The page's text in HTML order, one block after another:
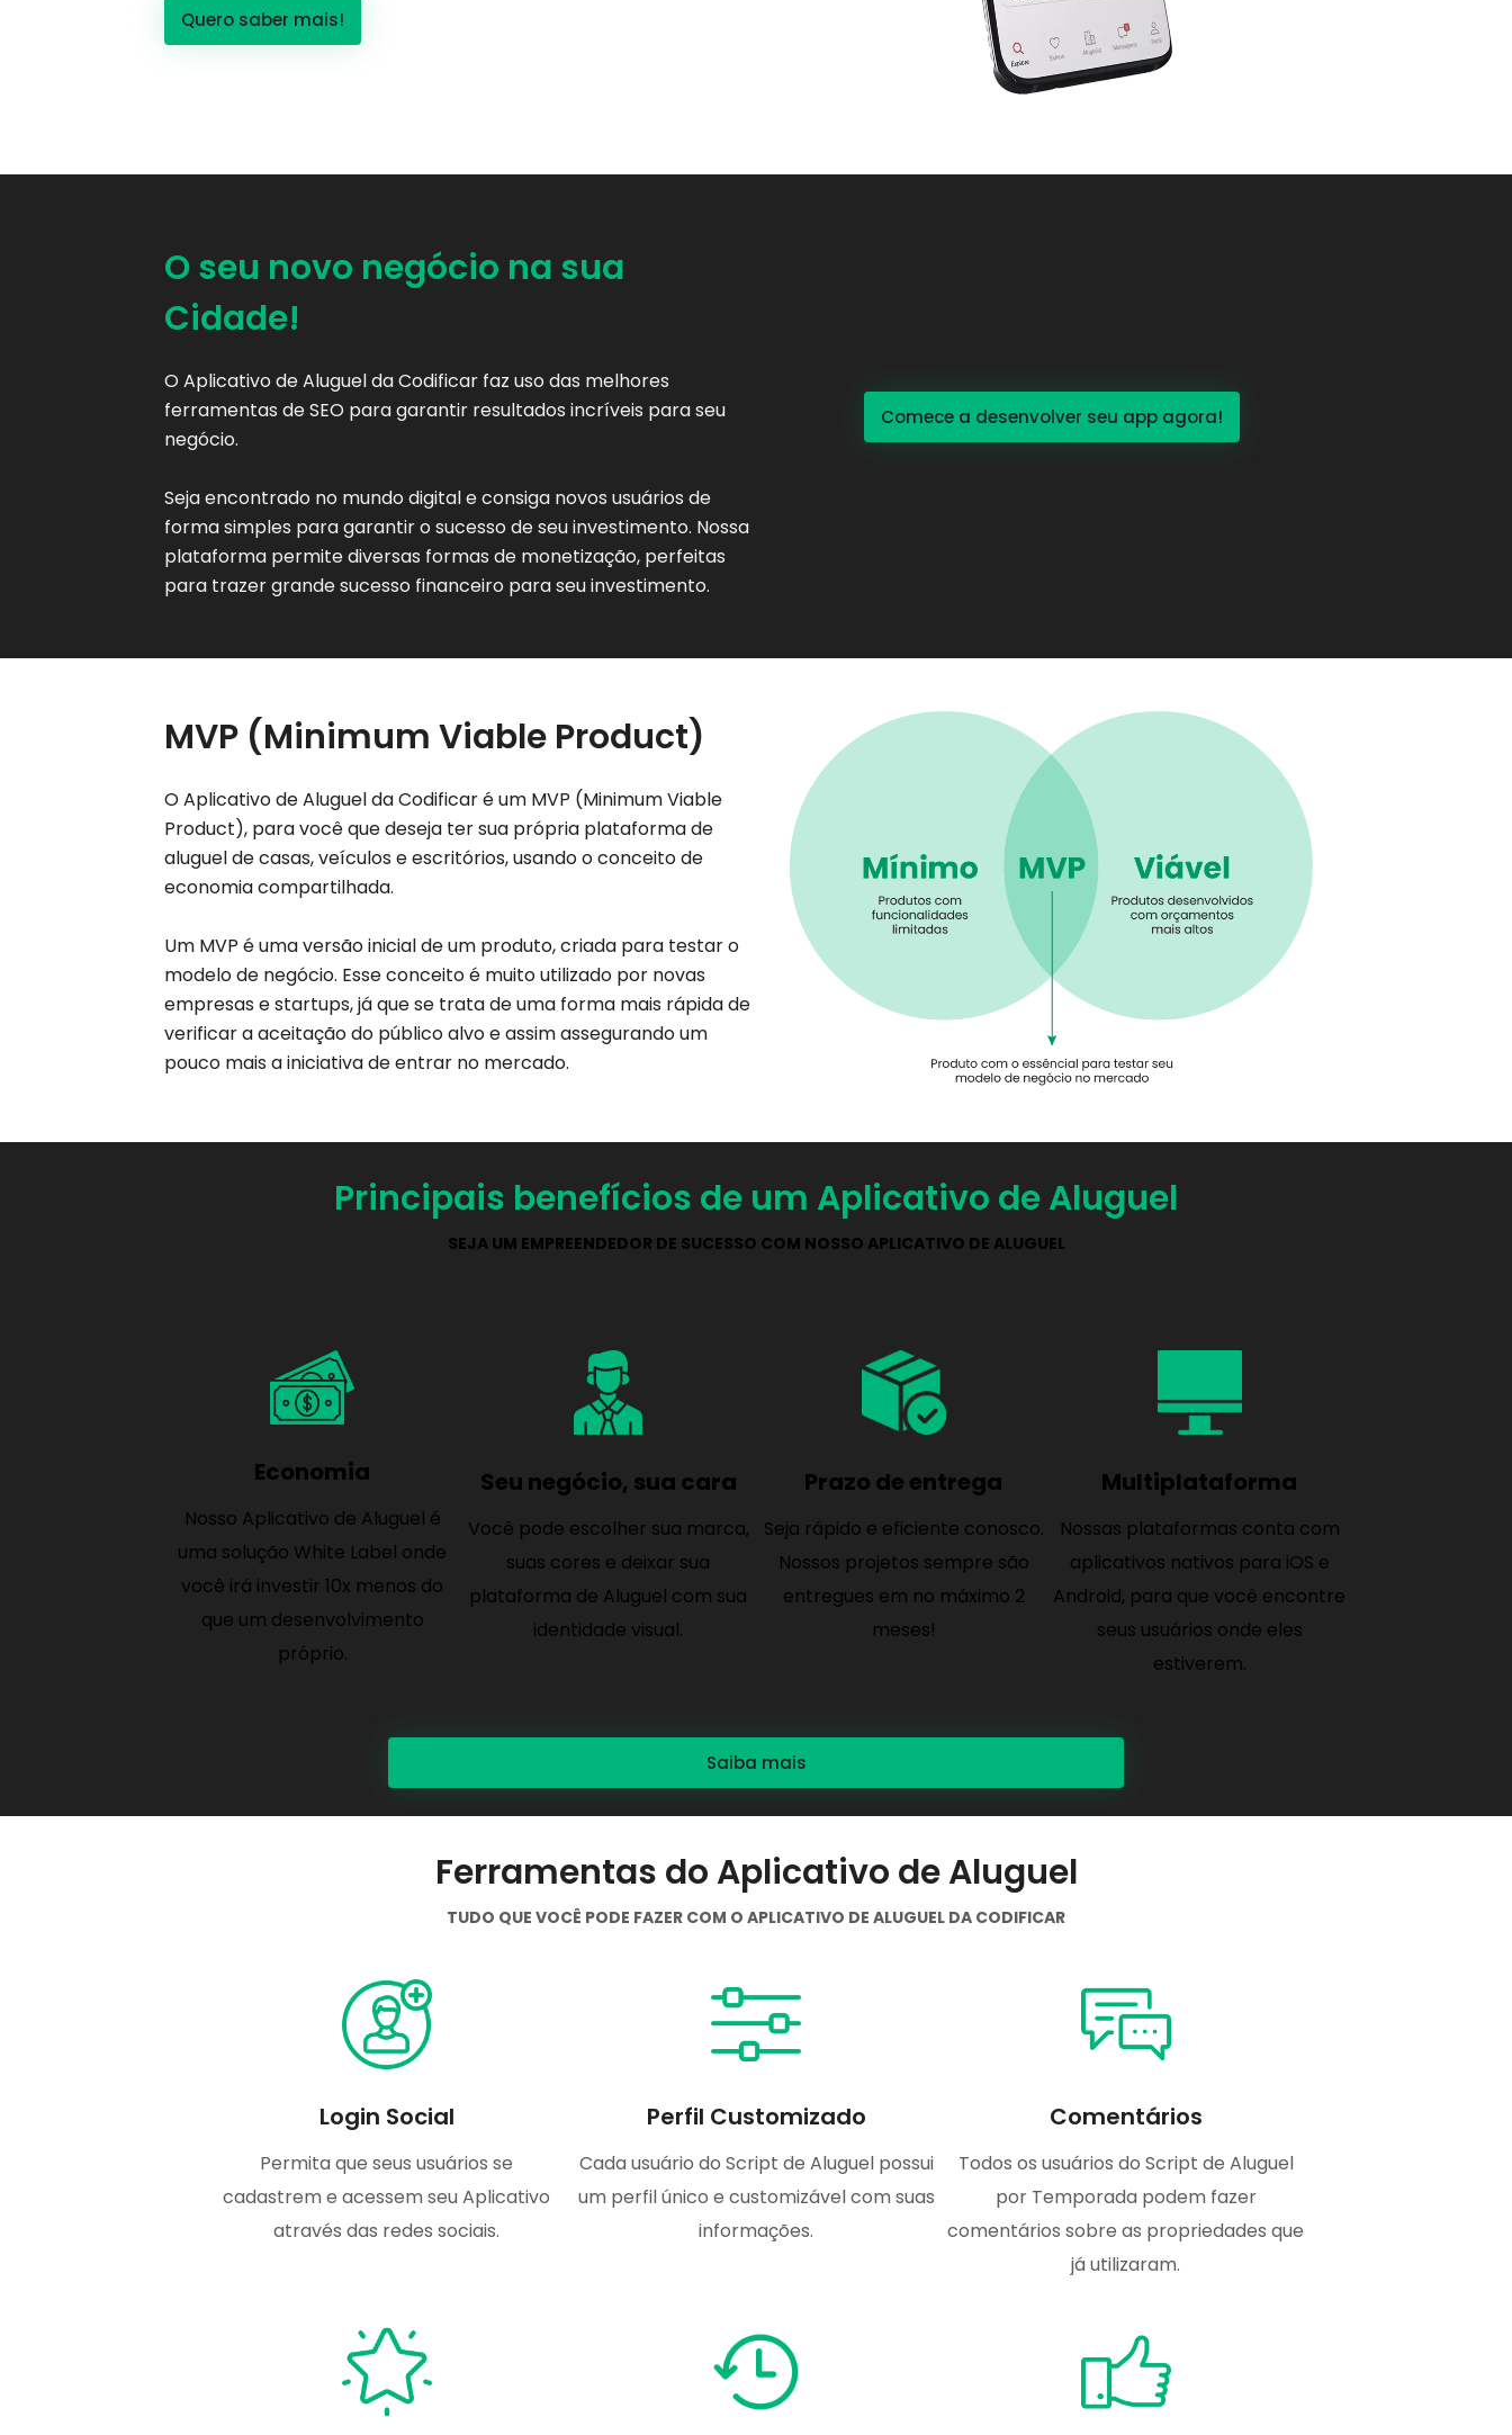
Quero saber mais!
O seu novo negócio na sua
Cidade!
O Aplicativo de Aluguel da Codificar faz uso das melhores
ferramentas de SEO para garantir resultados incríveis para seu
negócio.
Seja encontrado no mundo digital e consiga novos usuários de
forma simples para garantir o sucesso de seu investimento. Nossa
plataforma permite diversas formas de monetização, perfeitas
para trazer grande sucesso financeiro para seu investimento.
Comece a desenvolver seu app agora!
MVP (Minimum Viable Product)
O Aplicativo de Aluguel da Codificar é um MVP (Minimum Viable
Product), para você que deseja ter sua própria plataforma de
aluguel de casas, veículos e escritórios, usando o conceito de
economia compartilhada.
Um MVP é uma versão inicial de um produto, criada para testar o
modelo de negócio. Esse conceito é muito utilizado por novas
empresas e startups, já que se trata de uma forma mais rápida de
verificar a aceitação do público alvo e assim assegurando um
pouco mais a iniciativa de entrar no mercado.
Principais benefícios de um Aplicativo de Aluguel
SEJA UM EMPREENDEDOR DE SUCESSO COM NOSSO APLICATIVO DE ALUGUEL
Economia
Nosso Aplicativo de Aluguel é
uma solução White Label onde
você irá investir 10x menos do
que um desenvolvimento
próprio.
Seu negócio, sua cara
Você pode escolher sua marca,
suas cores e deixar sua
plataforma de Aluguel com sua
identidade visual.
Prazo de entrega
Seja rápido e eficiente conosco.
Nossos projetos sempre são
entregues em no máximo 2
meses!
Multiplataforma
Nossas plataformas conta com
aplicativos nativos para iOS e
Android, para que você encontre
seus usuários onde eles
estiverem.
Saiba mais
Ferramentas do Aplicativo de Aluguel
TUDO QUE VOCÊ PODE FAZER COM O APLICATIVO DE ALUGUEL DA CODIFICAR
Login Social
Permita que seus usuários se
cadastrem e acessem seu Aplicativo
através das redes sociais.
Perfil Customizado
Cada usuário do Script de Aluguel possui
um perfil único e customizável com suas
informações.
Comentários
Todos os usuários do Script de Aluguel
por Temporada podem fazer
comentários sobre as propriedades que
já utilizaram.